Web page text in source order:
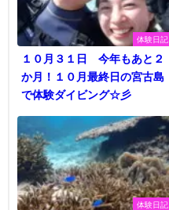
体験日記
１０月３１日 今年もあと２
か月！１０月最終日の宮古島
で体験ダイビング☆彡
体験日記